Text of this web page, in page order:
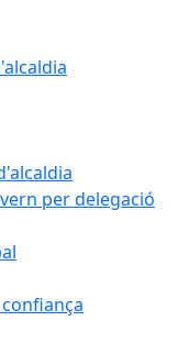
per delegació